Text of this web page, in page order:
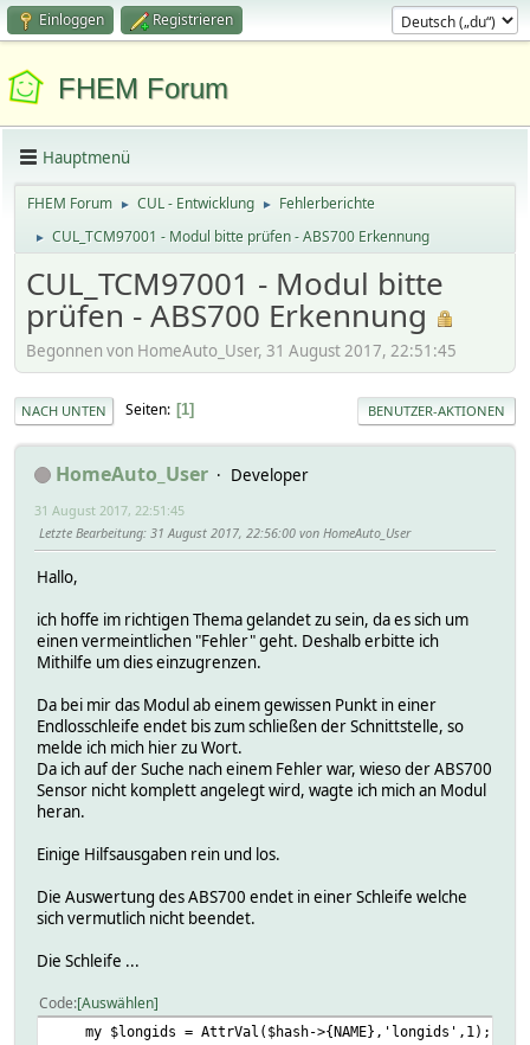
Einloggen Registrieren
FHEM Forum
Hauptmenü
FHEM Forum ► CUL - Entwicklung ► Fehlerberichte
► CUL_TCM97001 - Modul bitte prüfen - ABS700 Erkennung
CUL_TCM97001 - Modul bitte
prüfen - ABS700 Erkennung
Begonnen von HomeAuto_User, 31 August 2017, 22:51:45
NACH UNTEN Seiten 1 BENUTZER-AKTIONEN
HomeAuto_User Developer
31 August 2017, 22:51:45
Letzte Bearbeitung: 31 August 2017, 22:56:00 von HomeAuto_User
Hallo,
ich hoffe im richtigen Thema gelandet zu sein, da es sich um
einen vermeintlichen "Fehler" geht. Deshalb erbitte ich
Mithilfe um dies einzugrenzen.
Da bei mir das Modul ab einem gewissen Punkt in einer
Endlosschleife endet bis zum schließen der Schnittstelle, so
melde ich mich hier zu Wort.
Da ich auf der Suche nach einem Fehler war, wieso der ABS700
Sensor nicht komplett angelegt wird, wagte ich mich an Modul
heran.
Einige Hilfsausgaben rein und los.
Die Auswertung des ABS700 endet in einer Schleife welche
sich vermutlich nicht beendet.
Die Schleife ...
Code Auswählen
my $longids = AttrVal($hash->{NAME},'longids',1);